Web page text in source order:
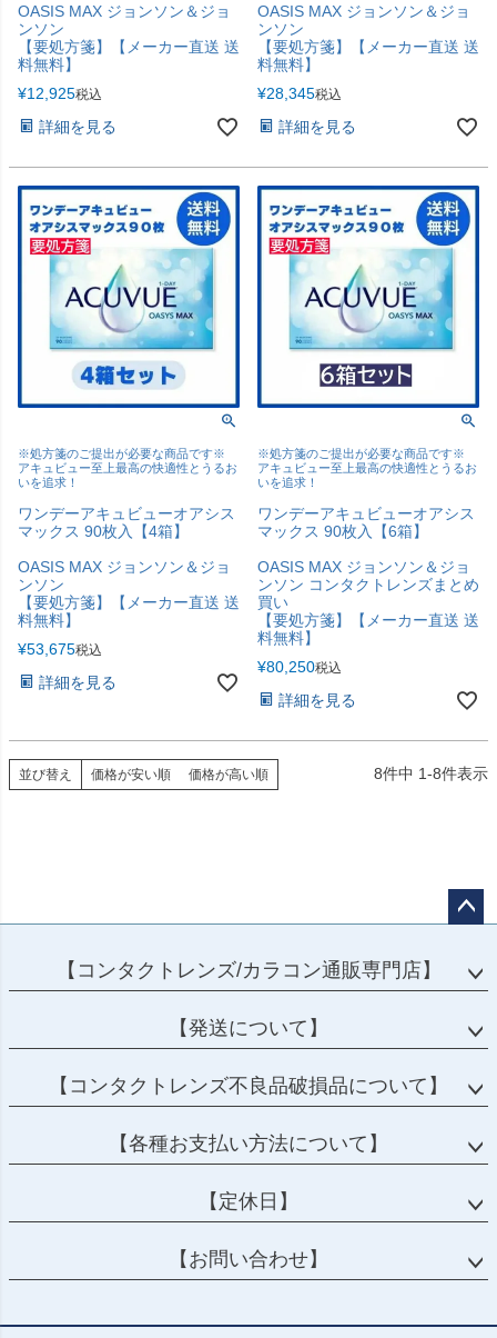
OASIS MAX ジョンソン＆ジョ
ンソン
【要処方箋】【メーカー直送 送
料無料】
¥12,925税込
詳細を見る
OASIS MAX ジョンソン＆ジョ
ンソン
【要処方箋】【メーカー直送 送
料無料】
¥28,345税込
詳細を見る
※処方箋のご提出が必要な商品です※
アキュビュー至上最高の快適性とうるお
いを追求！
ワンデーアキュビューオアシス
マックス 90枚入【4箱】
OASIS MAX ジョンソン＆ジョ
ンソン
【要処方箋】【メーカー直送 送
料無料】
¥53,675税込
詳細を見る
※処方箋のご提出が必要な商品です※
アキュビュー至上最高の快適性とうるお
いを追求！
ワンデーアキュビューオアシス
マックス 90枚入【6箱】
OASIS MAX ジョンソン＆ジョ
ンソン コンタクトレンズまとめ
買い
【要処方箋】【メーカー直送 送
料無料】
¥80,250税込
詳細を見る
並び替え 価格が安い順 価格が高い順 8件中 1-8件表示
ップ
【コンタクトレンズ/カラコン通販専門店】
【発送について】
【コンタクトレンズ不良品破損品について】
【各種お支払い方法について】
【定休日】
【お問い合わせ】